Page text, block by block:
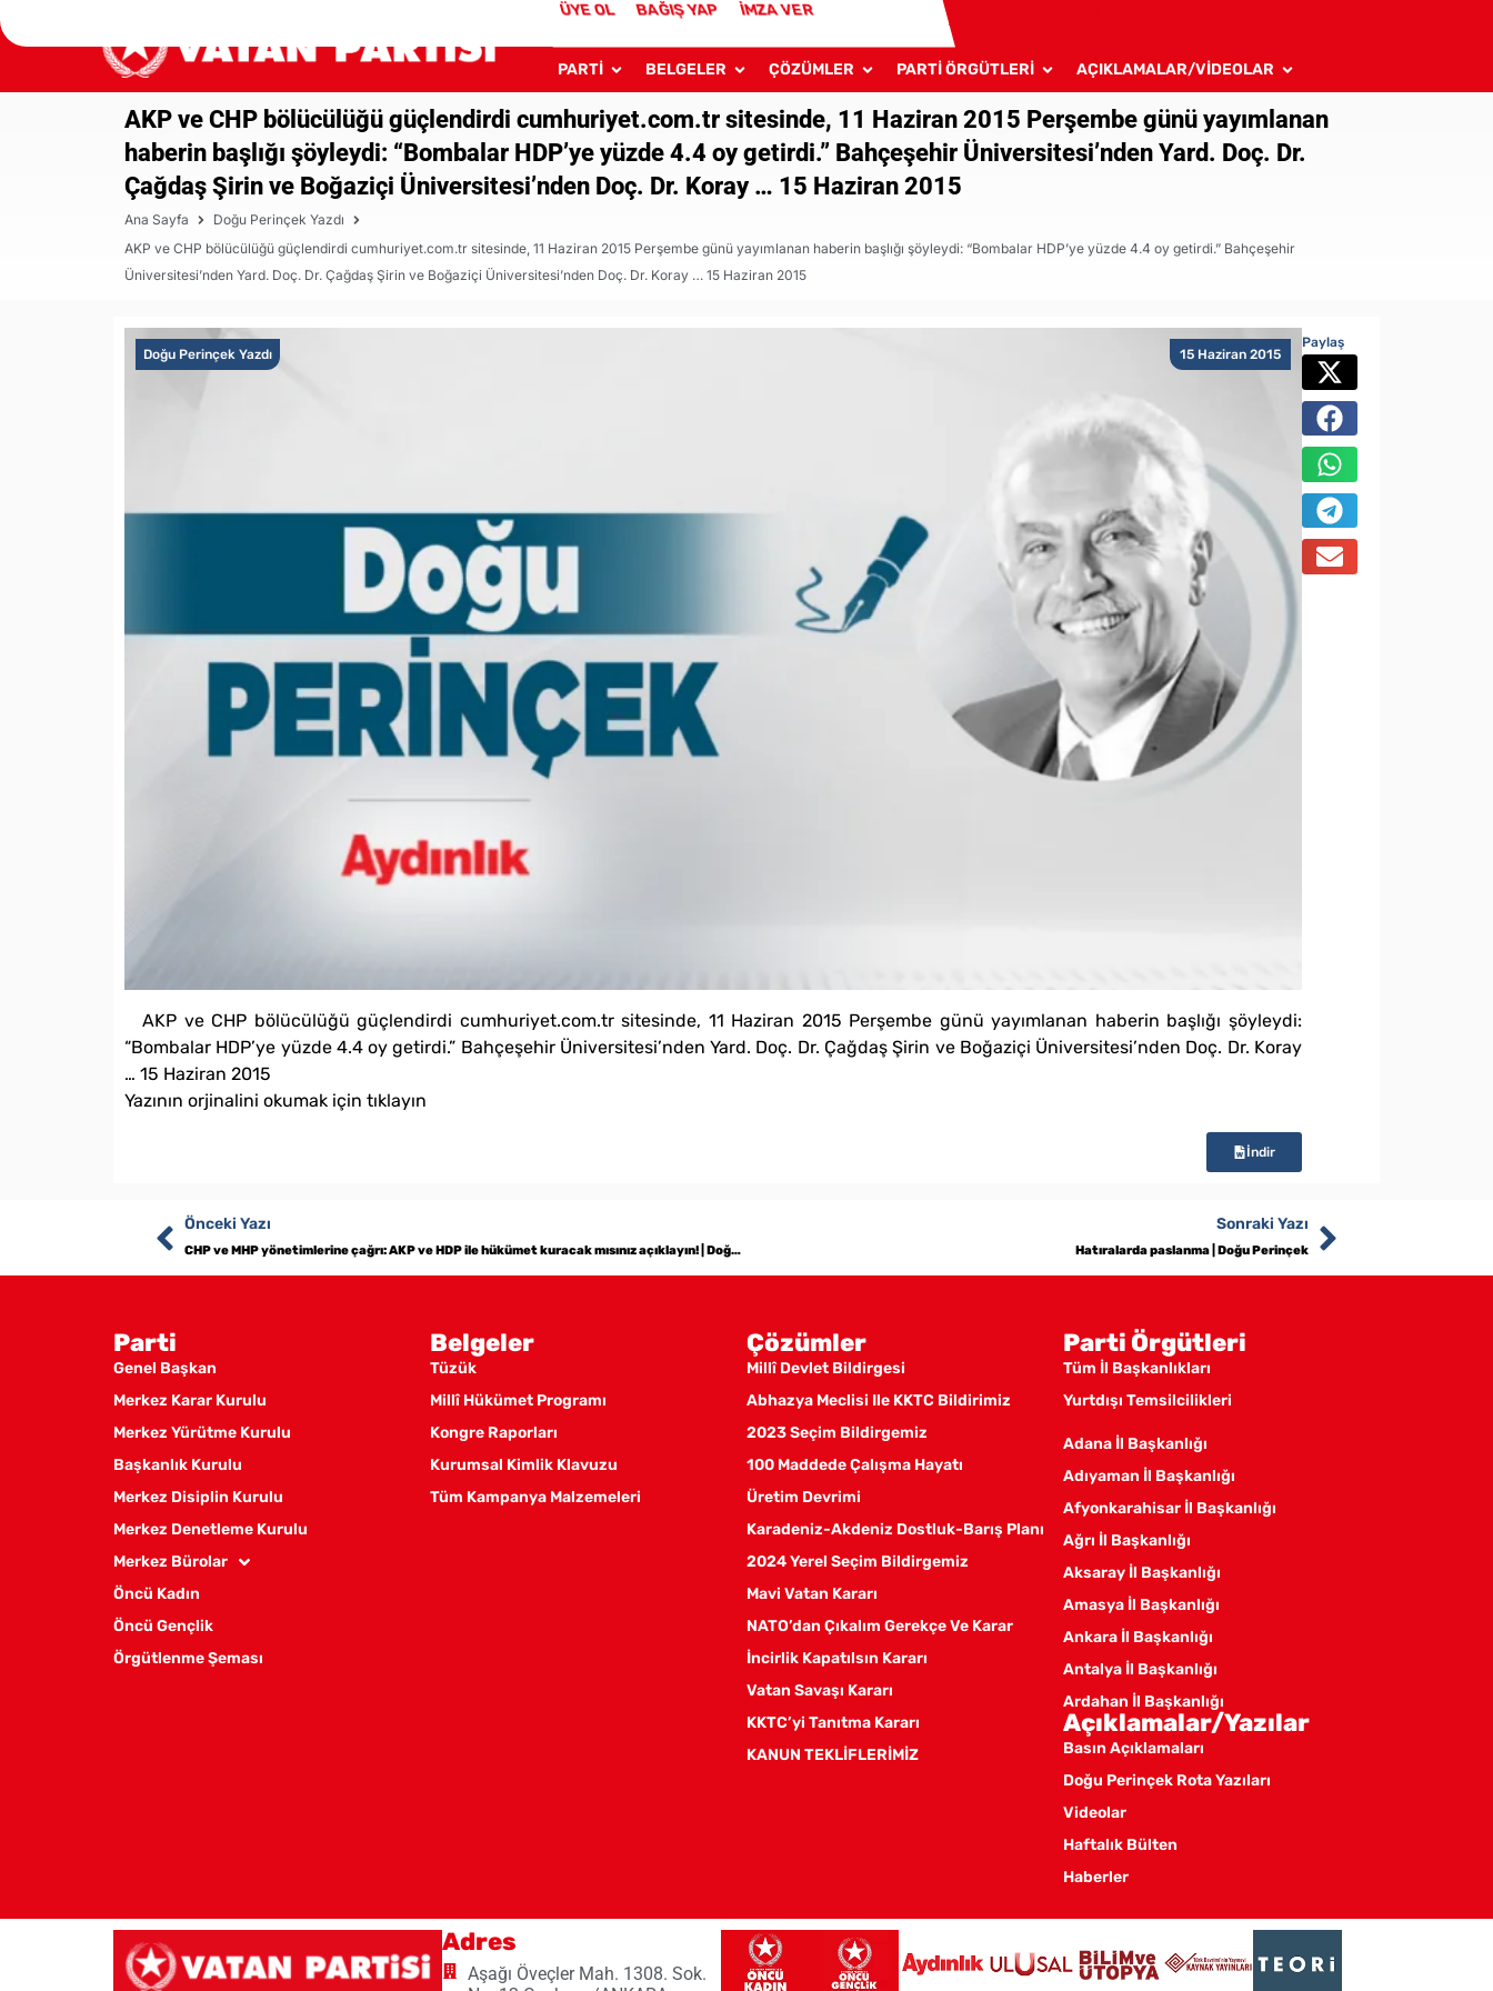
ÜYE OL BAĞIŞ YAP İMZA VER
PARTİ BELGELER ÇÖZÜMLER PARTİ ÖRGÜTLERİ AÇIKLAMALAR/VİDEOLAR
AKP ve CHP bölücülüğü güçlendirdi cumhuriyet.com.tr sitesinde, 11 Haziran 2015 Perşembe günü yayımlanan
haberin başlığı şöyleydi: “Bombalar HDP’ye yüzde 4.4 oy getirdi.” Bahçeşehir Üniversitesi’nden Yard. Doç. Dr.
Çağdaş Şirin ve Boğaziçi Üniversitesi’nden Doç. Dr. Koray … 15 Haziran 2015
Ana Sayfa
Doğu Perinçek Yazdı
AKP ve CHP bölücülüğü güçlendirdi cumhuriyet.com.tr sitesinde, 11 Haziran 2015 Perşembe günü yayımlanan haberin başlığı şöyleydi: “Bombalar HDP’ye yüzde 4.4 oy getirdi.” Bahçeşehir
Üniversitesi’nden Yard. Doç. Dr. Çağdaş Şirin ve Boğaziçi Üniversitesi’nden Doç. Dr. Koray … 15 Haziran 2015
15 Haziran 2015
Doğu Perinçek Yazdı
AKP ve CHP bölücülüğü güçlendirdi cumhuriyet.com.tr sitesinde, 11 Haziran 2015 Perşembe günü yayımlanan haberin başlığı şöyleydi:
“Bombalar HDP’ye yüzde 4.4 oy getirdi.” Bahçeşehir Üniversitesi’nden Yard. Doç. Dr. Çağdaş Şirin ve Boğaziçi Üniversitesi’nden Doç. Dr. Koray
… 15 Haziran 2015
Yazının orjinalini okumak için tıklayın
İndir
Paylaş
Önceki Yazı
CHP ve MHP yönetimlerine çağrı: AKP ve HDP ile hükümet kuracak mısınız açıklayın! | Doğu Perinçek
Sonraki Yazı
Hatıralarda paslanma | Doğu Perinçek
Parti
Genel Başkan
Merkez Karar Kurulu
Merkez Yürütme Kurulu
Başkanlık Kurulu
Merkez Disiplin Kurulu
Merkez Denetleme Kurulu
Merkez Bürolar
Öncü Kadın
Öncü Gençlik
Örgütlenme Şeması
Belgeler
Tüzük
Millî Hükümet Programı
Kongre Raporları
Kurumsal Kimlik Klavuzu
Tüm Kampanya Malzemeleri
Çözümler
Millî Devlet Bildirgesi
Abhazya Meclisi Ile KKTC Bildirimiz
2023 Seçim Bildirgemiz
100 Maddede Çalışma Hayatı
Üretim Devrimi
Karadeniz-Akdeniz Dostluk-Barış Planı
2024 Yerel Seçim Bildirgemiz
Mavi Vatan Kararı
NATO’dan Çıkalım Gerekçe Ve Karar
İncirlik Kapatılsın Kararı
Vatan Savaşı Kararı
KKTC’yi Tanıtma Kararı
KANUN TEKLİFLERİMİZ
Parti Örgütleri
Tüm İl Başkanlıkları
Yurtdışı Temsilcilikleri
Adana İl Başkanlığı
Adıyaman İl Başkanlığı
Afyonkarahisar İl Başkanlığı
Ağrı İl Başkanlığı
Aksaray İl Başkanlığı
Amasya İl Başkanlığı
Ankara İl Başkanlığı
Antalya İl Başkanlığı
Ardahan İl Başkanlığı
Artvin İl Başkanlığı
Bitlis İl Başkanlığı
Açıklamalar/Yazılar
Basın Açıklamaları
Doğu Perinçek Rota Yazıları
Videolar
Haftalık Bülten
Haberler
Adres
Aşağı Öveçler Mah. 1308. Sok.